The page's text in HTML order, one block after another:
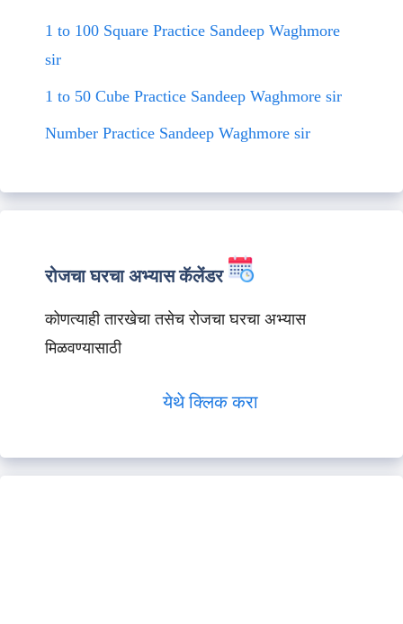
1 to 100 Square Practice Sandeep Waghmore
sir
1 to 50 Cube Practice Sandeep Waghmore sir
Number Practice Sandeep Waghmore sir
रोजचा घरचा अभ्यास कॅलेंडर
कोणत्याही तारखेचा तसेच रोजचा घरचा अभ्यास
मिळवण्यासाठी
येथे क्लिक करा